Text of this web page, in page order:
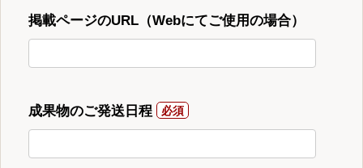
掲載ページのURL（Webにてご使用の場合）
成果物のご発送日程